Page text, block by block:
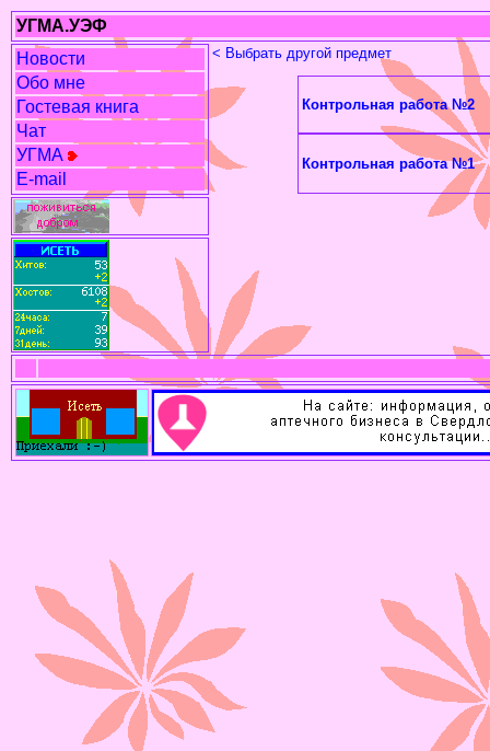
УГМА.УЭФ
Новости
Обо мне
Гостевая книга
Чат
УГМА
E-mail
< Выбрать другой предмет
Контрольная работа №2
Контрольная работа №1